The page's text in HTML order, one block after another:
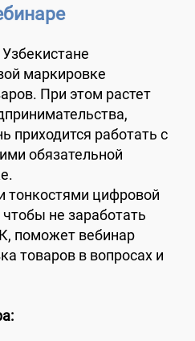
маркировке
При этом растет
работать с
обязательной
тонкостями цифровой
не заработать
поможет вебинар
товаров в вопросах и